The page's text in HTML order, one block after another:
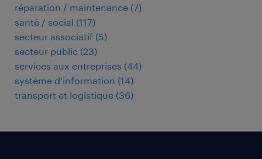
réparation / maintenance (7)
santé / social (117)
secteur associatif (5)
secteur public (23)
services aux entreprises (44)
système d'information (14)
transport et logistique (36)